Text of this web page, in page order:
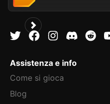
Assistenza e info
Come si gioca
Blog